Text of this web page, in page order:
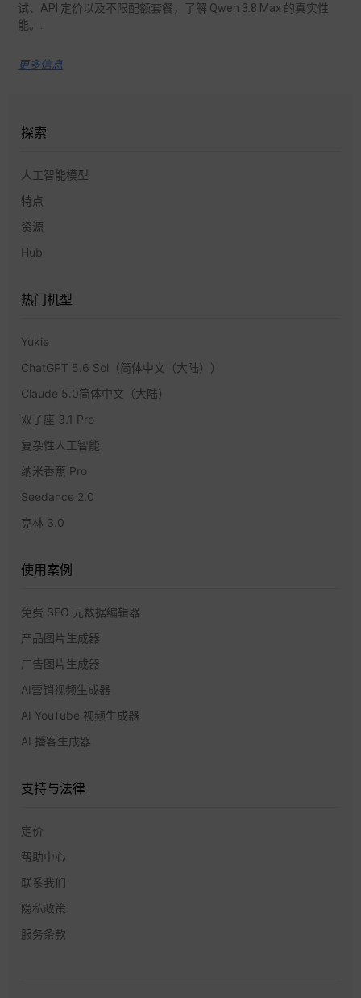
试、API 定价以及不限配额套餐，了解 Qwen 3.8 Max 的真实性
能。.
更多信息
探索
人工智能模型
特点
资源
Hub
热门机型
Yukie
ChatGPT 5.6 Sol（简体中文（大陆））
Claude 5.0简体中文（大陆）
双子座 3.1 Pro
复杂性人工智能
纳米香蕉 Pro
Seedance 2.0
克林 3.0
使用案例
免费 SEO 元数据编辑器
产品图片生成器
广告图片生成器
AI营销视频生成器
AI YouTube 视频生成器
AI 播客生成器
支持与法律
定价
帮助中心
联系我们
隐私政策
服务条款